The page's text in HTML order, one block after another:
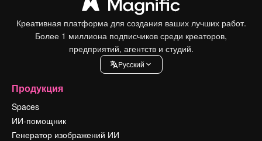
Креативная платформа для создания ваших лучших работ.
Более 1 миллиона подписчиков среди креаторов,
предприятий, агентств и студий.
Pусский
Продукция
Spaces
ИИ-помощник
Генератор изображений ИИ